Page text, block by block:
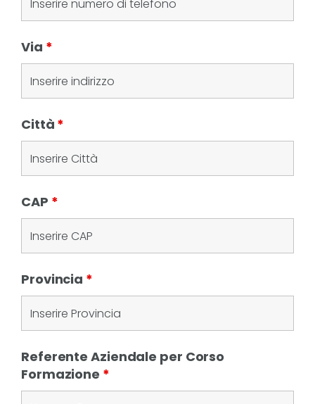
Via *
Città *
CAP *
Provincia *
Referente Aziendale per Corso
Formazione *